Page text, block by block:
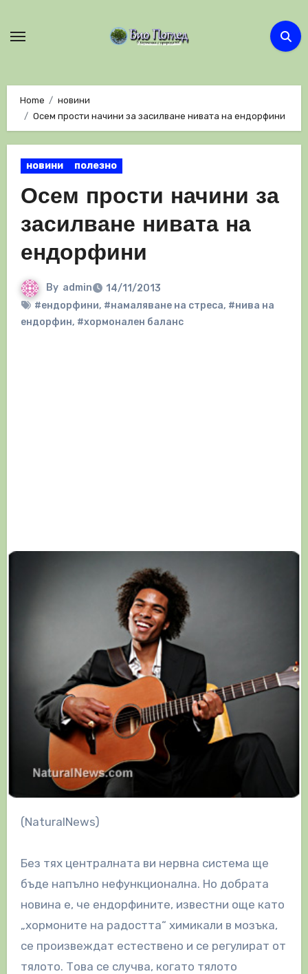
Home
новини
Осем прости начини за засилване нивата на ендорфини
новини полезно
Осем прости начини за
засилване нивата на
ендорфини
By admin
14/11/2013
#ендорфини, #намаляване на стреса, #нива на
ендорфин, #хормонален баланс
(NaturalNews)
Без тях централната ви нервна система ще
бъде напълно нефункционална. Но добрата
новина е, че ендорфините, известни още като
„хормоните на радостта“ химикали в мозъка,
се произвеждат естествено и се регулират от
тялото. Това се случва, когато тялото